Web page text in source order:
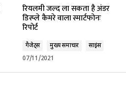
रियलमी जल्द ला सकता है अंडर
डिस्प्ले कैमरे वाला स्मार्टफोनः
रिपोर्ट
गैजेट्स मुख्य समाचार
साइंस
07/11/2021